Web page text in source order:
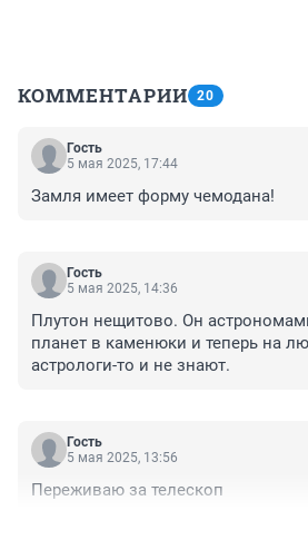
КОММЕНТАРИИ 20
Гость
5 мая 2025, 17:44
Замля имеет форму чемодана!
Гость
5 мая 2025, 14:36
Плутон нещитово. Он
планет в каменюки и теперь на
астрологи-то и не знают.
Гость
5 мая 2025, 13:56
Переживаю за телескоп